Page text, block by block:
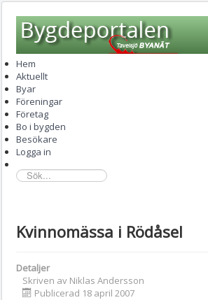
Hem
Aktuellt
Byar
Föreningar
Företag
Bo i bygden
Besökare
Logga in
sök...
Kvinnomässa i Rödåsel
Detaljer
Skriven av Niklas Andersson
Publicerad 18 april 2007